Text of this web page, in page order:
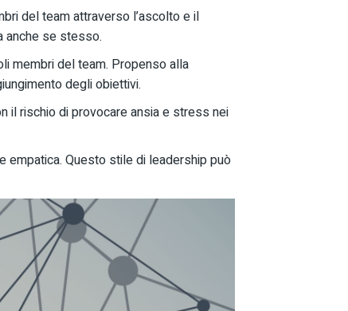
del team attraverso l’ascolto e il
anche se stesso.
membri del team. Propenso alla
degli obiettivi.
il rischio di provocare ansia e stress nei
empatica. Questo stile di leadership può